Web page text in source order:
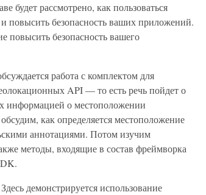
будет рассмотрено, как пользоваться
повысить безопасность ваших приложений.
безопасность вашего
работа с комплектом для
API — то есть речь пойдет о
информацией о местоположении
как определяется местоположение
аннотациями. Потом изучим
методы, входящие в состав фреймворка
Здесь демонстрируется использование